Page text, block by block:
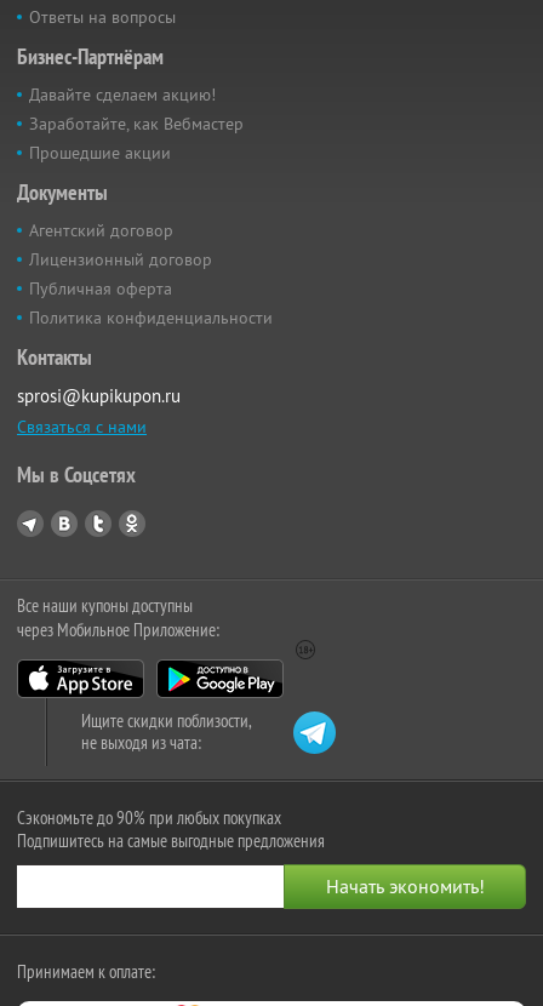
Ответы на вопросы
Бизнес-Партнёрам
Давайте сделаем акцию!
Заработайте, как Вебмастер
Прошедшие акции
Документы
Агентский договор
Лицензионный договор
Публичная оферта
Политика конфиденциальности
Контакты
sprosi@kupikupon.ru
Связаться с нами
Мы в Соцсетях
Все наши купоны доступны
через Мобильное Приложение:
Ищите скидки поблизости,
не выходя из чата:
Сэкономьте до 90% при любых покупках
Подпишитесь на самые выгодные предложения
Принимаем к оплате: